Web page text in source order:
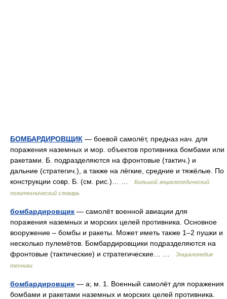
БОМБАРДИРОВЩИК — боевой самолёт, предназ нач. для
поражения наземных и мор. объектов противника бомбами или
ракетами. Б. подразделяются на фронтовые (тактич.) и
дальние (стратегич.), а также на лёгкие, средние и тяжёлые. По
конструкции совр. Б. (см. рис.)… …
Большой энциклопедический
политехнический словарь
бомбардировщик — самолёт военной авиации для
поражения наземных и морских целей противника. Основное
вооружение – бомбы и ракеты. Может иметь также 1–2 пушки и
несколько пулемётов. Бомбардировщики подразделяются на
фронтовые (тактические) и стратегические… …
Энциклопедия
техники
бомбардировщик — а; м. 1. Военный самолёт для поражения
бомбами и ракетами наземных и морских целей противника.